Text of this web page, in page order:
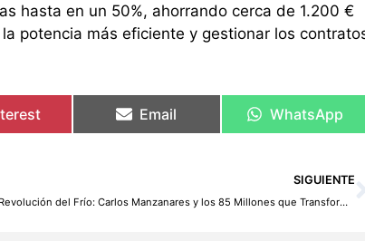
hasta en un 50%, ahorrando cerca de 1.200 €
potencia más eficiente y gestionar los
Email WhatsApp
SIGUIENTE
Revolución del Frío: Carlos Manzanares y los 85 Millones que Transformarán la Hostelería en España